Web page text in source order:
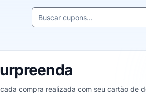
Buscar cupons e lojas
compra realizada com seu cartão de